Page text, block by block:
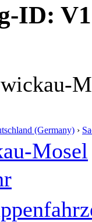
ID:
(Germany) ›
Mosel